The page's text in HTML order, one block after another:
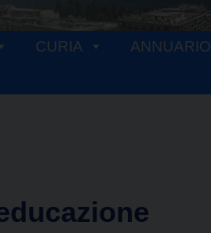
CURIA
ANNUARIO